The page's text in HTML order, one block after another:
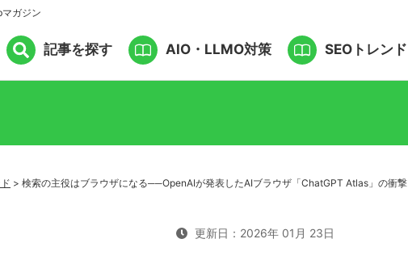
ガジン
AIO・LLMO対策 SEOトレンド
記事を探す
> 検索の主役はブラウザになる──OpenAIが発表したAIブラウザ「ChatGPT Atlas」の衝撃
更新日：2026年 01月 23日